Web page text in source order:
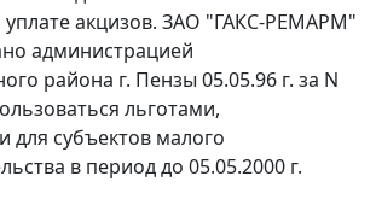
уплате акцизов. ЗАО "ГАКС-РЕМАРМ"
администрацией
района г. Пензы 05.05.96 г. за N
льготами,
для субъектов малого
в период до 05.05.2000 г.